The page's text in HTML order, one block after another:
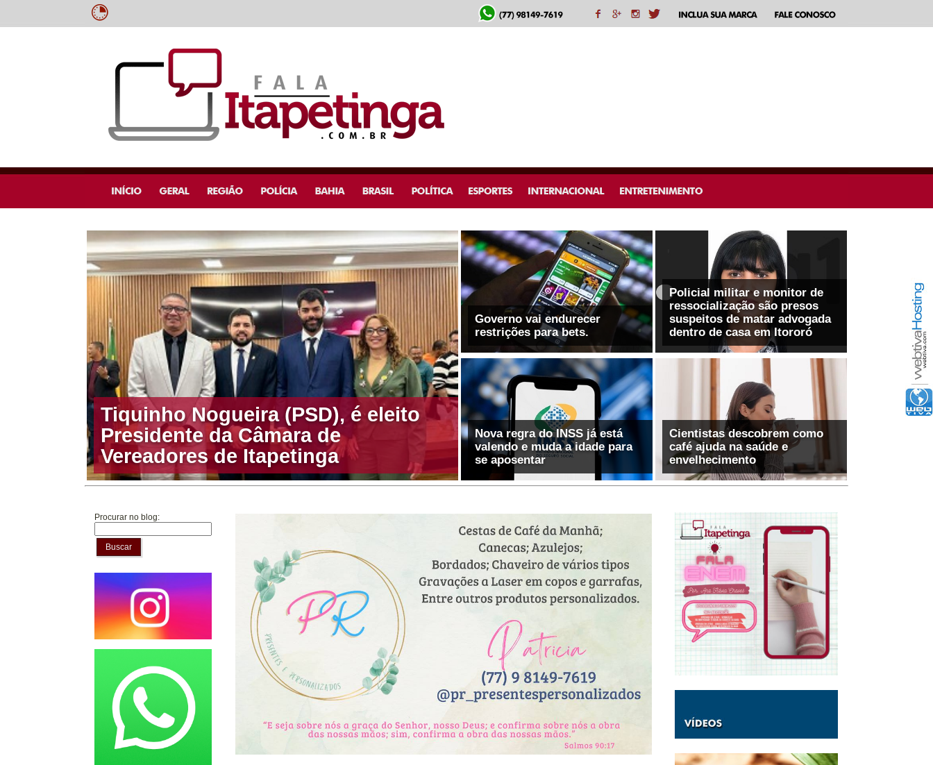
Tiquinho Nogueira (PSD), é eleito
Presidente da Câmara de
Vereadores de Itapetinga
Governo vai endurecer
Policial militar e monitor de
ressocialização são presos
suspeitos de matar advogada
Nova regra do INSS já está
valendo e muda a idade para
Cientistas descobrem como
café ajuda na saúde e
Procurar no blog:
Buscar